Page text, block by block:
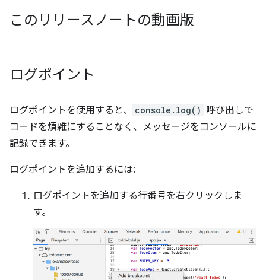
このリリースノートの動画版
ログポイント
ログポイントを使用すると、 console.log() 呼び出しで
コードを煩雑にすることなく、メッセージをコンソールに
記録できます。
ログポイントを追加するには:
ログポイントを追加する行番号を右クリックしま
す。